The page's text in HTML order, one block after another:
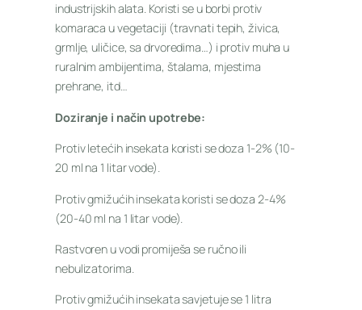
industrijskih alata. Koristi se u borbi protiv
komaraca u vegetaciji (travnati tepih, živica,
grmlje, uličice, sa drvoredima…) i protiv muha u
ruralnim ambijentima, štalama, mjestima
prehrane, itd…
Doziranje i način upotrebe:
Protiv letećih insekata koristi se doza 1-2% (10-
20 ml na 1 litar vode).
Protiv gmižućih insekata koristi se doza 2-4%
(20-40 ml na 1 litar vode).
Rastvoren u vodi promiješa se ručno ili
nebulizatorima.
Protiv gmižućih insekata savjetuje se 1 litra